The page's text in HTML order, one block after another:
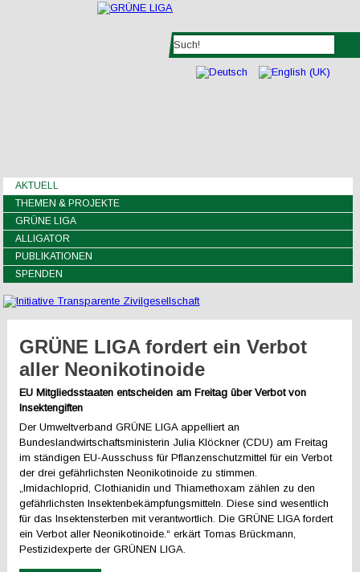
AKTUELL
THEMEN & PROJEKTE
GRÜNE LIGA
ALLIGATOR
PUBLIKATIONEN
SPENDEN
GRÜNE LIGA fordert ein Verbot
aller Neonikotinoide
EU Mitgliedsstaaten entscheiden am Freitag über Verbot von
Insektengiften
Der Umweltverband GRÜNE LIGA appelliert an
Bundeslandwirtschaftsministerin Julia Klöckner (CDU) am Freitag
im ständigen EU-Ausschuss für Pflanzenschutzmittel für ein Verbot
der drei gefährlichsten Neonikotinoide zu stimmen.
„Imidachloprid, Clothianidin und Thiamethoxam zählen zu den
gefährlichsten Insektenbekämpfungsmitteln. Diese sind wesentlich
für das Insektensterben mit verantwortlich. Die GRÜNE LIGA fordert
ein Verbot aller Neonikotinoide.“ erkärt Tomas Brückmann,
Pestizidexperte der GRÜNEN LIGA.